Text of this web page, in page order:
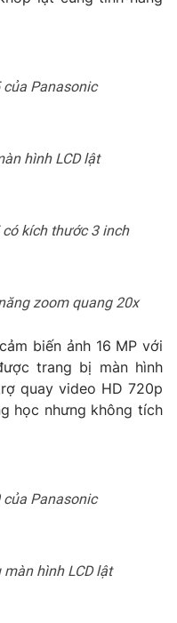
động sản
tử số 483/GP-BTTTT
Phạm Quốc Thắng,
của Panasonic
hình LCD lật
kích thước 3 inch
zoom quang 20x
biến ảnh 16 MP với
trang bị màn hình
quay video HD 720p
học nhưng không tích
của Panasonic
hình LCD lật